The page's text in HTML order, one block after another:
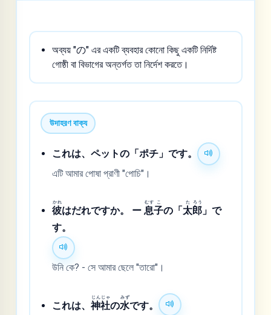
অব্যয় "の" এর একটি ব্যবহার কোনো কিছু একটি নির্দিষ্ট
গোষ্ঠী বা বিভাগের অন্তর্গত তা নির্দেশ করতে।
উদাহরণ বাক্য
これは、ペットの「ポチ」です。
এটি আমার পোষা প্রাণী "পোচি"।
彼
かれ
はだれですか。 ー 息
むす
子
こ
の「太
た
郎
ろう
」で
す。
উনি কে? - সে আমার ছেলে "তারো"।
これは、神
じん
社
じゃ
の水
みず
です。